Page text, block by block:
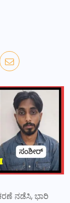
ನಡೆಸಿ, ಭಾರಿ